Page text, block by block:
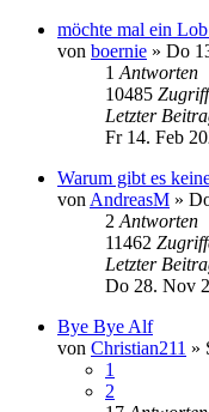
möchte mal ein
von boernie » Do
1 Antworten
10485
Letzter
Fr 14. Feb
Warum gibt es
von AndreasM »
2 Antworten
11462
Letzter
Do 28. Nov
Bye Bye Alf
von Christian211 »
1
2